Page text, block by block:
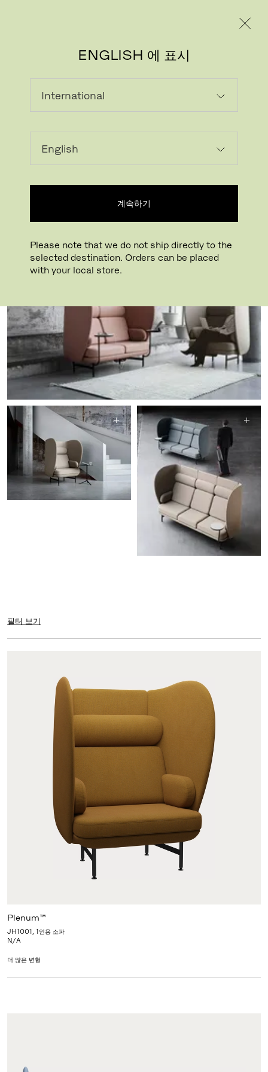
ENGLISH 에 표시
계속하기
Please note that we do not ship directly to the
selected destination. Orders can be placed
with your local store.
PLENUM™
플레넘™은 협업, 집중 또는 휴식을 위한 모던한 작업
공간을 제공합니다. 하이메 아욘이 디자인한, 곡선을
되어 있거나 추가로 부착할 수 있는 테이블 옵션을 제
공합니다.
필터 보기
Plenum™
JH1001, 1인용 소파
N/A
더 많은 변형